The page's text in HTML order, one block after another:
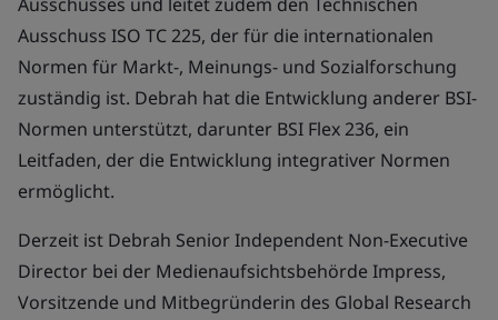
Ausschuss ISO TC 225, der für die internationalen
Normen für Markt-, Meinungs- und Sozialforschung
zuständig ist. Debrah hat die Entwicklung anderer BSI-
Normen unterstützt, darunter BSI Flex 236, ein
Leitfaden, der die Entwicklung integrativer Normen
ermöglicht.
Derzeit ist Debrah Senior Independent Non-Executive
Director bei der Medienaufsichtsbehörde Impress,
Vorsitzende und Mitbegründerin des Global Research